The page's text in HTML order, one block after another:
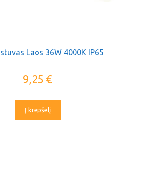
Laos 36W 4000K IP65
9,25 €
Į krepšelį